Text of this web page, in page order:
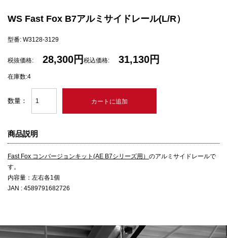
WS Fast Fox B7アルミサイドレール(L/R）
型番: W3128-3129
税抜価格: 28,300円 税込価格: 31,130円
在庫数:4
数量：
商品説明
Fast Fox コンバージョンキット(AE B7シリーズ用） のアルミサイドレールで
す。
内容量：左右各1個
JAN : 4589791682726